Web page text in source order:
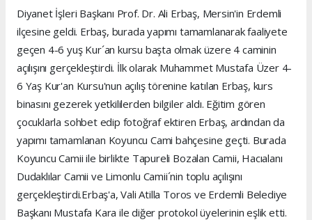
Diyanet İşleri Başkanı Prof. Dr. Ali Erbaş, Mersin'in Erdemli
ilçesine geldi. Erbaş, burada yapımı tamamlanarak faaliyete
geçen 4-6 yuş Kur´an kursu başta olmak üzere 4 caminin
açılışını gerçekleştirdi. İlk olarak Muhammet Mustafa Üzer 4-
6 Yaş Kur'an Kursu'nun açılış törenine katılan Erbaş, kurs
binasını gezerek yetkililerden bilgiler aldı. Eğitim gören
çocuklarla sohbet edip fotoğraf ektiren Erbaş, ardından da
yapımı tamamlanan Koyuncu Cami bahçesine geçti. Burada
Koyuncu Camii ile birlikte Tapureli Bozalan Camii, Hacıalanı
Dudaklılar Camii ve Limonlu Camii´nin toplu açılışını
gerçekleştirdi.Erbaş'a, Vali Atilla Toros ve Erdemli Belediye
Başkanı Mustafa Kara ile diğer protokol üyelerinin eşlik etti.